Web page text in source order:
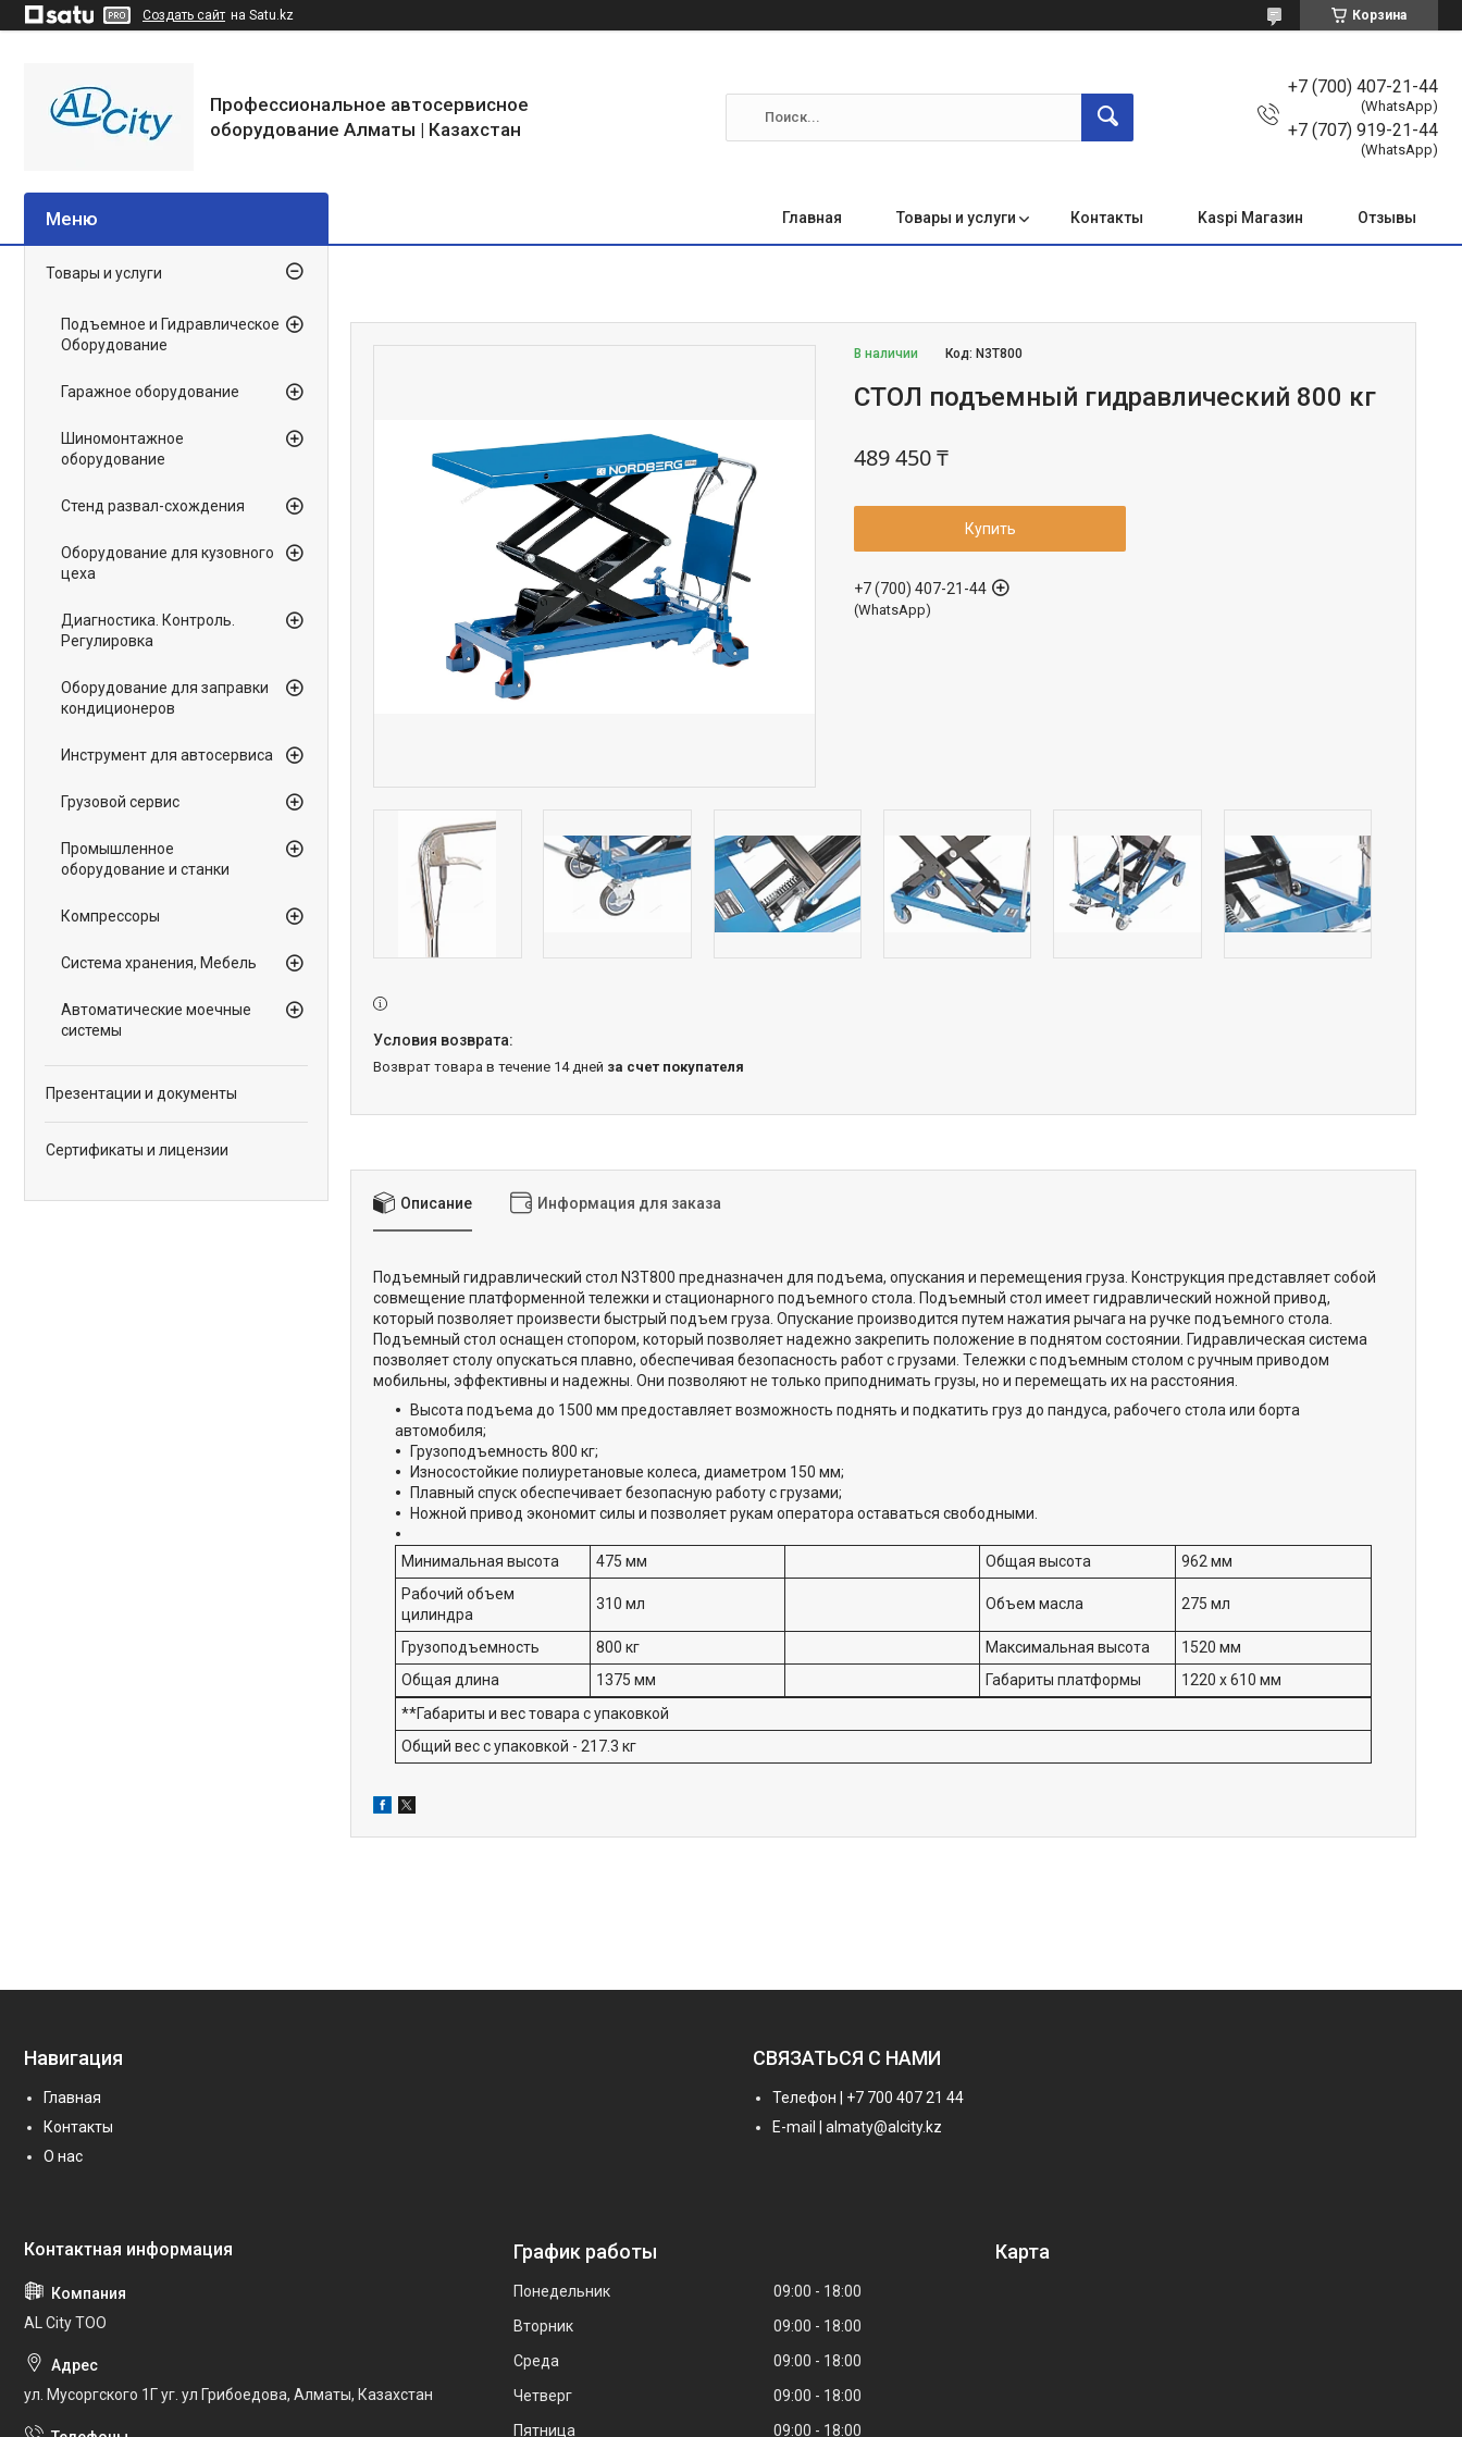
Создать сайт на Satu.kz Корзина
Профессиональное автосервисное
оборудование Алматы | Казахстан
+7 (700) 407-21-44
(WhatsApp)
+7 (707) 919-21-44
(WhatsApp)
Главная Товары и услуги Контакты Kaspi Магазин Отзывы
В наличии Код: N3T800
СТОЛ подъемный гидравлический 800 кг
489 450 ₸
Купить
+7 (700) 407-21-44
(WhatsApp)
возврат товара в течение 14 дней за счет покупателя
Описание Информация для заказа
Подъемный гидравлический стол N3T800 предназначен для подъема, опускания и перемещения груза. Конструкция представляет собой
совмещение платформенной тележки и стационарного подъемного стола. Подъемный стол имеет гидравлический ножной привод,
который позволяет произвести быстрый подъем груза. Опускание производится путем нажатия рычага на ручке подъемного стола.
Подъемный стол оснащен стопором, который позволяет надежно закрепить положение в поднятом состоянии. Гидравлическая система
позволяет столу опускаться плавно, обеспечивая безопасность работ с грузами. Тележки с подъемным столом с ручным приводом
мобильны, эффективны и надежны. Они позволяют не только приподнимать грузы, но и перемещать их на расстояния.
Высота подъема до 1500 мм предоставляет возможность поднять и подкатить груз до пандуса, рабочего стола или борта
автомобиля;
Грузоподъемность 800 кг;
Износостойкие полиуретановые колеса, диаметром 150 мм;
Плавный спуск обеспечивает безопасную работу с грузами;
Ножной привод экономит силы и позволяет рукам оператора оставаться свободными.
Минимальная высота 475 мм Общая высота
962 мм
Рабочий объем
цилиндра
310 мл Объем масла 275 мл
Грузоподъемность 800 кг Максимальная высота
1520 мм
Общая длина
1375 мм Габариты платформы
1220 x 610 мм
**Габариты и вес товара с упаковкой
Общий вес с упаковкой - 217.3 кг
Товары и услуги
Подъемное и Гидравлическое
Оборудование
Гаражное оборудование
Шиномонтажное
оборудование
Стенд развал-схождения
Оборудование для кузовного
цеха
Диагностика. Контроль.
Регулировка
Оборудование для заправки
кондиционеров
Инструмент для автосервиса
Грузовой сервис
Промышленное
оборудование и станки
Компрессоры
Система хранения, Мебель
Автоматические моечные
системы
Презентации и документы
Сертификаты и лицензии
Навигация
Главная
Контакты
О нас
СВЯЗАТЬСЯ С НАМИ
Телефон | +7 700 407 21 44
E-mail | almaty@alcity.kz
AL City ТОО
ул. Мусоргского 1Г уг. ул Грибоедова, Алматы, Казахстан
График работы
Понедельник 09:00
18:00
Вторник
09:00
18:00
Среда
09:00
18:00
Четверг
09:00
18:00
Пятница
09:00 18:00
Карта